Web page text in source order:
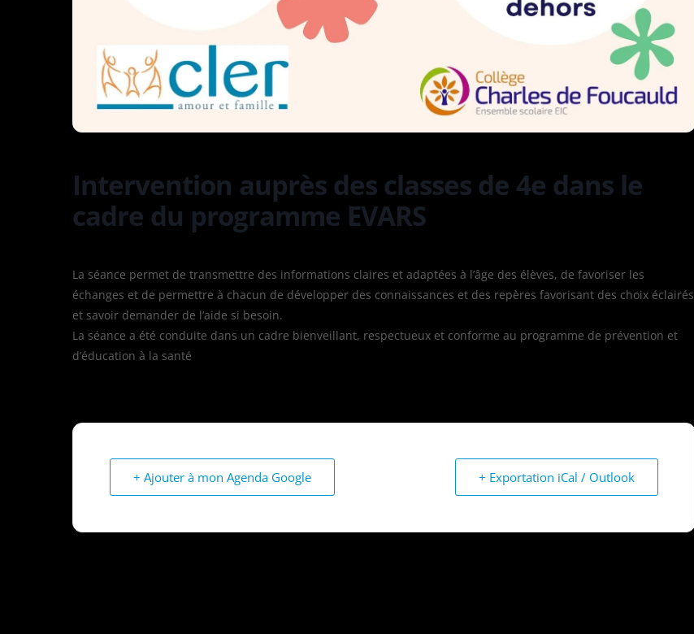
Intervention auprès des classes de 4e dans le
cadre du programme EVARS
La séance permet de transmettre des informations claires et adaptées à l’âge des élèves, de favoriser les
échanges et de permettre à chacun de développer des connaissances et des repères favorisant des choix éclairés
et savoir demander de l’aide si besoin.
La séance a été conduite dans un cadre bienveillant, respectueux et conforme au programme de prévention et
d’éducation à la santé
+ Ajouter à mon Agenda Google + Exportation iCal / Outlook